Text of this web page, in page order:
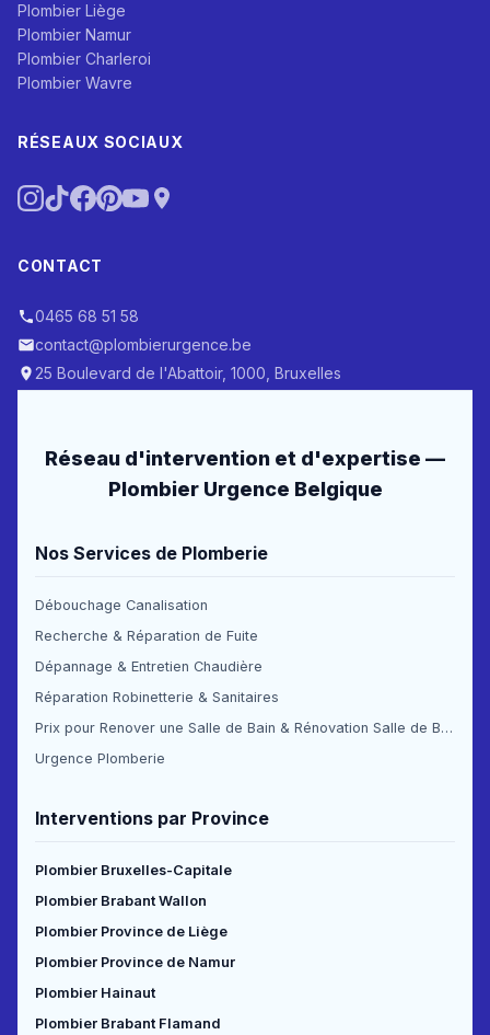
Plombier Liège
Plombier Namur
Plombier Charleroi
Plombier Wavre
RÉSEAUX SOCIAUX
CONTACT
0465 68 51 58
contact@plombierurgence.be
25 Boulevard de l'Abattoir, 1000, Bruxelles
Réseau d'intervention et d'expertise —
Plombier Urgence Belgique
Nos Services de Plomberie
Débouchage Canalisation
Recherche & Réparation de Fuite
Dépannage & Entretien Chaudière
Réparation Robinetterie & Sanitaires
Prix pour Renover une Salle de Bain & Rénovation Salle de Bain Prix
Urgence Plomberie
Interventions par Province
Plombier Bruxelles-Capitale
Plombier Brabant Wallon
Plombier Province de Liège
Plombier Province de Namur
Plombier Hainaut
Plombier Brabant Flamand